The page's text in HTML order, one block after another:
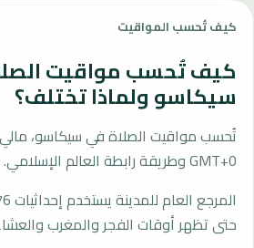
كيف تُحسب المواقيت
كيف تُحسب مواقيت
سيكاسو ولماذا تختلف؟
تُحسب مواقيت الصلاة في سيكاسو،
GMT+0 وطريقة رابطة العالم الإسلامي.
حتى تظهر أوقات الفجر والمغرب